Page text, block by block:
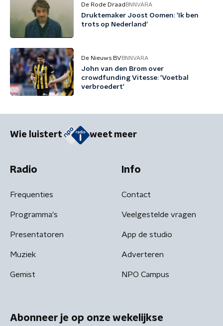
De Rode Draad BNNVARA
Druktemaker Joost Oomen: 'Ik ben
trots op Nederland'
De Nieuws BV BNNVARA
John van den Brom over
crowdfunding Vitesse: 'Voetbal
verbroedert'
Wie luistert weet meer
Radio
Frequenties
Programma's
Presentatoren
Muziek
Gemist
Info
Contact
Veelgestelde vragen
App de studio
Adverteren
NPO Campus
Abonneer je op onze wekelijkse